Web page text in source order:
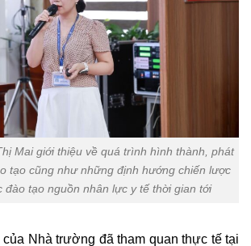
Mai giới thiệu về quá trình hình thành, phát
tạo cũng như những định hướng chiến lược
đào tạo nguồn nhân lực y tế thời gian tới
Nhà trường đã tham quan thực tế tại